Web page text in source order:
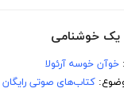
یک خوشنامی
خوآن خوسه آرئولا
کتاب‌های صوتی رایگان